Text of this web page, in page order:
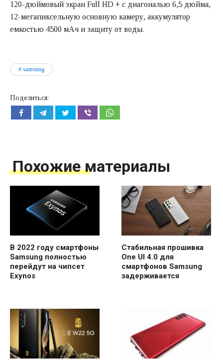
120-дюймовый экран Full HD + с диагональю 6,5 дюйма,
12-мегапиксельную основную камеру, аккумулятор
емкостью 4500 мАч и защиту от воды.
samsung
Поделиться:
Похожие материалы
В 2022 году смартфоны
Samsung полностью
перейдут на чипсет
Exynos
Стабильная прошивка
One UI 4.0 для
смартфонов Samsung
задерживается